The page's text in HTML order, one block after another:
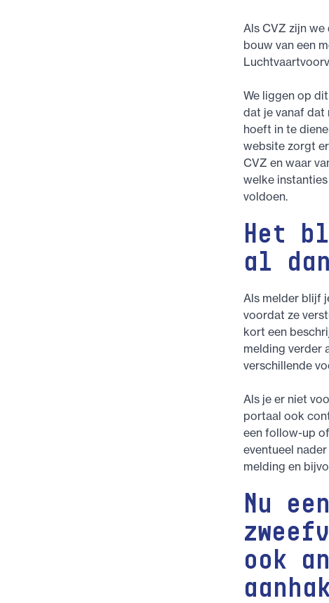
Als CVZ zijn
bouw van een
We liggen op
dat je vanaf dat
hoeft in te
website zorgt
CVZ en waar
welke
voldoen.
Het
al
Als melder blijf
voordat ze
kort een
melding verder
verschillende
Als je er niet
portaal ook
een follow-up
eventueel
melding en
Nu
ook